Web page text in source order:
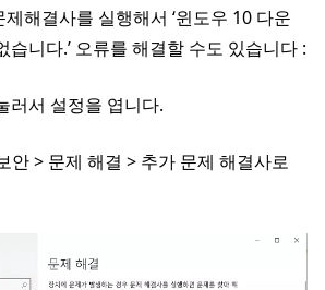
해결사를 실행해서 ‘윈도우 10 다운
습니다.’ 오류를 해결할 수도 있습니다 :
러서 설정을 엽니다.
안 > 문제 해결 > 추가 문제 해결사로